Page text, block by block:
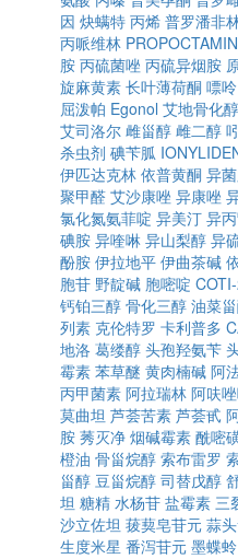
因 炔螨特 丙烯 普罗潘非
丙哌维林
胺 丙硫菌唑 丙硫异烟胺
旋麻黄素 长叶薄荷酮 嘌呤
屈泼帕 Egonol 艾地骨化醇
艾司洛尔 雌甾醇 雌二醇
杀虫剂 碘苄胍
伊匹达克林 依普黄酮 异
聚甲醛 艾沙康唑 异康唑
氯化氮氨菲啶 异美汀 异
碘胺 异喹啉 异山梨醇 异
酚胺 伊拉地平 伊曲茶碱
胞苷 野靛碱 胞嘧啶
钙铂三醇 骨化三醇 油菜
列素 克伦特罗 卡利普多
地洛 葛缕醇 头孢羟氨苄
霉素 苯草醚 黄肉楠碱 阿
丙甲菌素 阿拉瑞林 阿呋
莫曲坦 芦荟苦素 芦荟甙
胺 莠灭净 烟碱霉素 酰嘧
橙油 骨甾烷醇 索布雷罗
甾醇 豆甾烷醇 司替戊醇
坦 糖精 水杨苷 盐霉素 三
沙立佐坦 菝葜皂苷元 蒜
生度米星 番泻苷元 墨蝶蛉